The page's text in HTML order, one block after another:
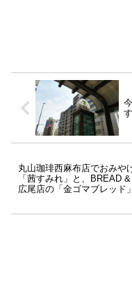
丸山珈琲西麻布店でおみや
「茜すみれ」と、BREAD
広尾店の「金ゴマブレッ